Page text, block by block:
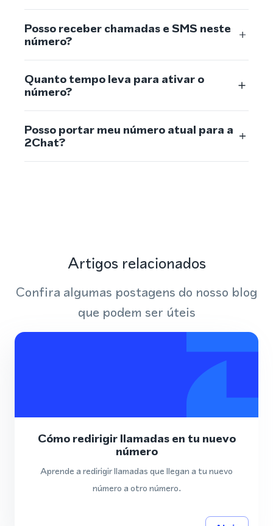
Posso receber chamadas e SMS neste
número?
Quanto tempo leva para ativar o
número?
Posso portar meu número atual para a
2Chat?
Artigos relacionados
Confira algumas postagens do nosso blog
que podem ser úteis
Cómo redirigir llamadas en tu nuevo
número
Aprende a redirigir llamadas que llegan a tu nuevo
número a otro número.